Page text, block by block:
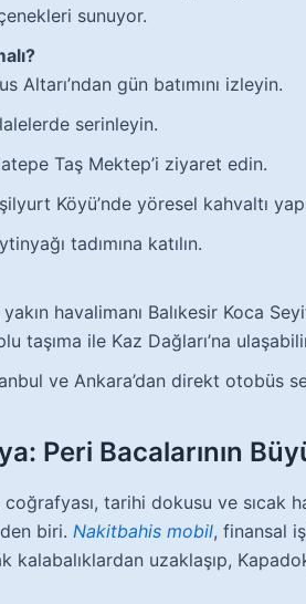
sunuyor.
Altarı’ndan gün batımını izleyin.
serinleyin.
Taş Mektep’i ziyaret edin.
Köyü’nde yöresel kahvaltı
tadımına katılın.
yakın havalimanı Balıkesir Koca
taşıma ile Kaz Dağları’na
ve Ankara’dan direkt otobüs
Peri Bacalarının
tarihi dokusu ve sıcak
biri. Nakitbahis mobil, finansal
kalabalıklardan uzaklaşıp,